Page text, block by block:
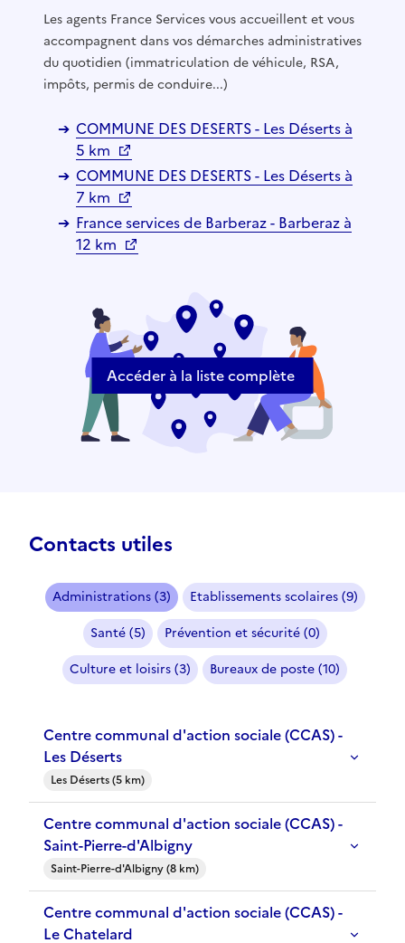
Les agents France Services vous accueillent et vous
accompagnent dans vos démarches administratives
du quotidien (immatriculation de véhicule, RSA,
impôts, permis de conduire...)
COMMUNE DES DESERTS - Les Déserts à
5 km
COMMUNE DES DESERTS - Les Déserts à
7 km
France services de Barberaz - Barberaz à
12 km
Accéder à la liste complète
Contacts utiles
Administrations (3)
Etablissements scolaires (9)
Santé (5)
Prévention et sécurité (0)
Culture et loisirs (3)
Bureaux de poste (10)
Centre communal d'action sociale (CCAS) -
Les Déserts
Les Déserts (5 km)
Centre communal d'action sociale (CCAS) -
Saint-Pierre-d'Albigny
Saint-Pierre-d'Albigny (8 km)
Centre communal d'action sociale (CCAS) -
Le Chatelard